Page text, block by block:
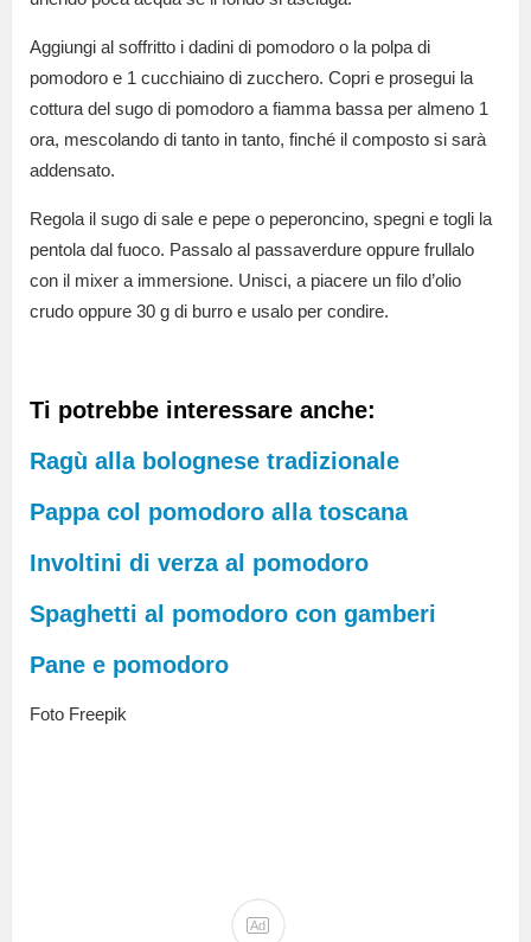
Aggiungi al soffritto i dadini di pomodoro o la polpa di
pomodoro e 1 cucchiaino di zucchero. Copri e prosegui la
cottura del sugo di pomodoro a fiamma bassa per almeno 1
ora, mescolando di tanto in tanto, finché il composto si sarà
addensato.
Regola il sugo di sale e pepe o peperoncino, spegni e togli la
pentola dal fuoco. Passalo al passaverdure oppure frullalo
con il mixer a immersione. Unisci, a piacere un filo d’olio
crudo oppure 30 g di burro e usalo per condire.
Ti potrebbe interessare anche:
Ragù alla bolognese tradizionale
Pappa col pomodoro alla toscana
Involtini di verza al pomodoro
Spaghetti al pomodoro con gamberi
Pane e pomodoro
Foto Freepik
Ad